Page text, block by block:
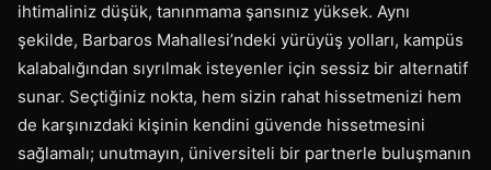
ihtimaliniz düşük, tanınmama şansınız yüksek. Aynı
şekilde, Barbaros Mahallesi’ndeki yürüyüş yolları, kampüs
kalabalığından sıyrılmak isteyenler için sessiz bir alternatif
sunar. Seçtiğiniz nokta, hem sizin rahat hissetmenizi hem
de karşınızdaki kişinin kendini güvende hissetmesini
sağlamalı; unutmayın, üniversiteli bir partnerle buluşmanın